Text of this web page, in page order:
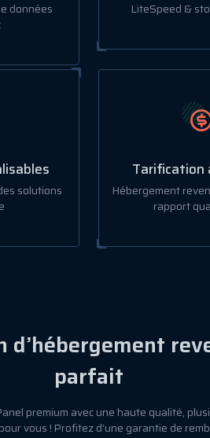
données
LiteSpeed &
solutions
Tarification
Hébergement
rapport
d’hébergement
parfait
premium avec une haute qualité,
vous ! Profitez d’une garantie de